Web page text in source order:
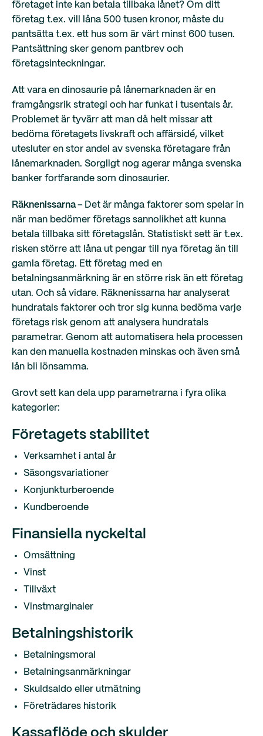
företaget inte kan betala tillbaka lånet? Om ditt
företag t.ex. vill låna 500 tusen kronor, måste du
pantsätta t.ex. ett hus som är värt minst 600 tusen.
Pantsättning sker genom pantbrev och
företagsinteckningar.
Att vara en dinosaurie på lånemarknaden är en
framgångsrik strategi och har funkat i tusentals år.
Problemet är tyvärr att man då helt missar att
bedöma företagets livskraft och affärsidé, vilket
utesluter en stor andel av svenska företagare från
lånemarknaden. Sorgligt nog agerar många svenska
banker fortfarande som dinosaurier.
Räknenissarna – Det är många faktorer som spelar in
när man bedömer företags sannolikhet att kunna
betala tillbaka sitt företagslån. Statistiskt sett är t.ex.
risken större att låna ut pengar till nya företag än till
gamla företag. Ett företag med en
betalningsanmärkning är en större risk än ett företag
utan. Och så vidare. Räknenissarna har analyserat
hundratals faktorer och tror sig kunna bedöma varje
företags risk genom att analysera hundratals
parametrar. Genom att automatisera hela processen
kan den manuella kostnaden minskas och även små
lån bli lönsamma.
Grovt sett kan dela upp parametrarna i fyra olika
kategorier:
Företagets stabilitet
Verksamhet i antal år
Säsongsvariationer
Konjunkturberoende
Kundberoende
Finansiella nyckeltal
Omsättning
Vinst
Tillväxt
Vinstmarginaler
Betalningshistorik
Betalningsmoral
Betalningsanmärkningar
Skuldsaldo eller utmätning
Företrädares historik